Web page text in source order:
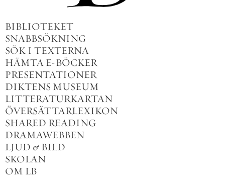
BIBLIOTEKET
SNABBSÖKNING
SÖK I TEXTERNA
HÄMTA E-BÖCKER
PRESENTATIONER
DIKTENS MUSEUM
LITTERATURKARTAN
ÖVERSÄTTARLEXIKON
SHARED READING
DRAMAWEBBEN
LJUD & BILD
SKOLAN
OM LB